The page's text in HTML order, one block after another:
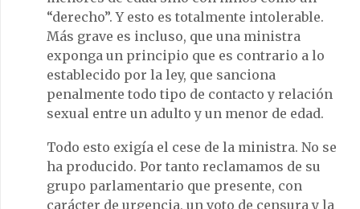
“derecho”. Y esto es totalmente intolerable.
Más grave es incluso, que una ministra
exponga un principio que es contrario a lo
establecido por la ley, que sanciona
penalmente todo tipo de contacto y relación
sexual entre un adulto y un menor de edad.
Todo esto exigía el cese de la ministra. No se
ha producido. Por tanto reclamamos de su
grupo parlamentario que presente, con
carácter de urgencia, un voto de censura y la